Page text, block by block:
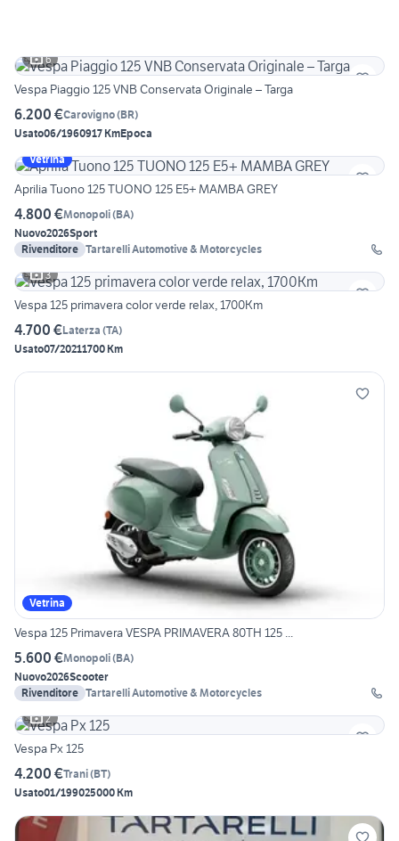
6
Vespa Piaggio 125 VNB Conservata Originale – Targa
6.200 €Carovigno(BR)
Usato06/1960917 KmEpoca
Vetrina
Aprilia Tuono 125 TUONO 125 E5+ MAMBA GREY
4.800 €Monopoli(BA)
Nuovo2026Sport
Rivenditore Tartarelli Automotive & Motorcycles
3
Vespa 125 primavera color verde relax, 1700Km
4.700 €Laterza (TA)
Usato07/20211700 Km
Vetrina
Vespa 125 Primavera VESPA PRIMAVERA 80TH 125 ...
5.600 €Monopoli(BA)
Nuovo2026Scooter
Rivenditore Tartarelli Automotive & Motorcycles
2
Vespa Px 125
4.200 €Trani(BT)
Usato01/199025000 Km